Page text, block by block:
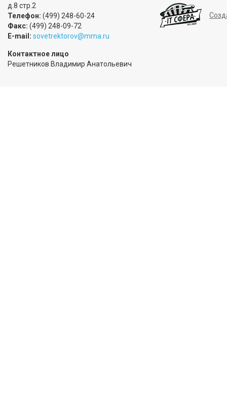
д.8 стр.2
Телефон: (499) 248-60-24
Факс: (499) 248-09-72
E-mail: sovetrektorov@mma.ru
Контактное лицо
Решетников Владимир Анатольевич